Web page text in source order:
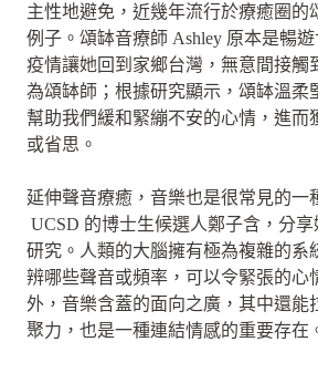
主性地避免，近幾年流行於療癒圈的
例子。頌缽音療師 Ashley 原本是暢
疫情讓她回到家鄉台灣，無意間接觸
為頌缽師；根據研究顯示，頌缽溫柔
幫助我們緩和緊繃不安的心情，進而
或省思。
延伸聲音療癒，音樂也是很常見的一
UCSD 的博士生候選人鄭子含，分
研究。人類的大腦擁有極為複雜的系
辨哪些聲音或頻率，可以令緊張的心
外，音樂含蓋的面向之廣，其中還能
聚力，也是一種連結情感的重要存在